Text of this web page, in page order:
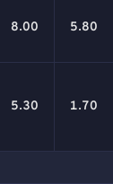
8.00 5.80
5.30 1.70